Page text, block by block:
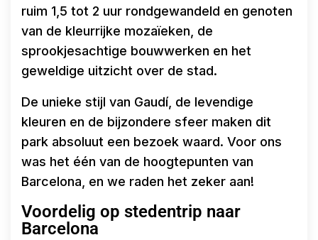
ruim 1,5 tot 2 uur rondgewandeld en genoten
van de kleurrijke mozaïeken, de
sprookjesachtige bouwwerken en het
geweldige uitzicht over de stad.
De unieke stijl van Gaudí, de levendige
kleuren en de bijzondere sfeer maken dit
park absoluut een bezoek waard. Voor ons
was het één van de hoogtepunten van
Barcelona, en we raden het zeker aan!
Voordelig op stedentrip naar
Barcelona